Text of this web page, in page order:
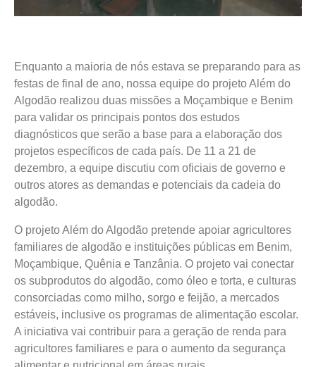
Enquanto a maioria de nós estava se preparando para as
festas de final de ano, nossa equipe do projeto Além do
Algodão realizou duas missões a Moçambique e Benim
para validar os principais pontos dos estudos
diagnósticos que serão a base para a elaboração dos
projetos específicos de cada país. De 11 a 21 de
dezembro, a equipe discutiu com oficiais de governo e
outros atores as demandas e potenciais da cadeia do
algodão.
O projeto Além do Algodão pretende apoiar agricultores
familiares de algodão e instituições públicas em Benim,
Moçambique, Quênia e Tanzânia. O projeto vai conectar
os subprodutos do algodão, como óleo e torta, e culturas
consorciadas como milho, sorgo e feijão, a mercados
estáveis, inclusive os programas de alimentação escolar.
A iniciativa vai contribuir para a geração de renda para
agricultores familiares e para o aumento da segurança